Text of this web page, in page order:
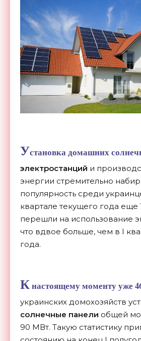
Установкадомашних
электростанций и
энергии стремительно
популярность среди
квартале текущего года еще
перешли на использование
что вдвое больше, чем в I
года.
Кнастоящему моменту уже
украинских домохозяйств
солнечные панели общей
90 МВт. Такую статистику